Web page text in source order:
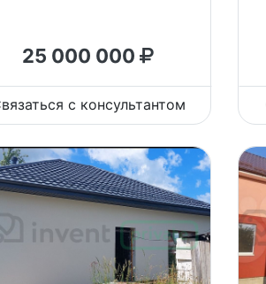
25 000 000
с консультантом